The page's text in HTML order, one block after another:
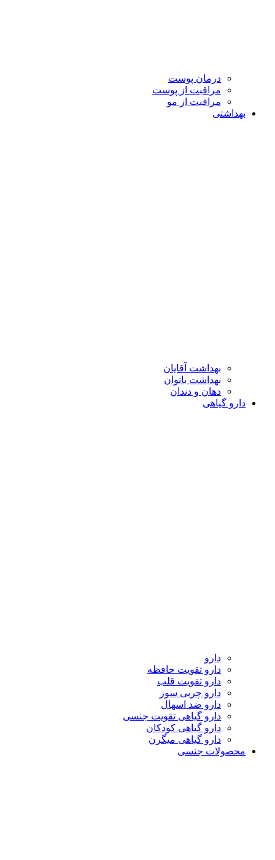
درمان پوست
مراقبت از پوست
مراقبت از مو
بهداشتی
بهداشت آقایان
بهداشت بانوان
دهان و دندان
دارو گیاهی
دارو
دارو تقویت حافظه
دارو تقویت قلب
دارو چربی سوز
دارو ضد اسهال
دارو گیاهی تقویت جنسی
دارو گیاهی کودکان
دارو گیاهی میگرن
محصولات جنسی